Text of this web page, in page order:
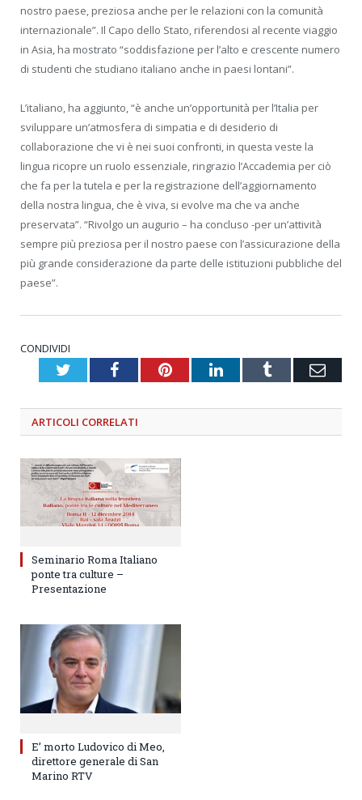
nostro paese, preziosa anche per le relazioni con la comunità
internazionale”. Il Capo dello Stato, riferendosi al recente viaggio
in Asia, ha mostrato “soddisfazione per l’alto e crescente numero
di studenti che studiano italiano anche in paesi lontani”.
L’italiano, ha aggiunto, “è anche un’opportunità per l’Italia per
sviluppare un’atmosfera di simpatia e di desiderio di
collaborazione che vi è nei suoi confronti, in questa veste la
lingua ricopre un ruolo essenziale, ringrazio l’Accademia per ciò
che fa per la tutela e per la registrazione dell’aggiornamento
della nostra lingua, che è viva, si evolve ma che va anche
preservata”. “Rivolgo un augurio – ha concluso -per un’attività
sempre più preziosa per il nostro paese con l’assicurazione della
più grande considerazione da parte delle istituzioni pubbliche del
paese”.
CONDIVIDI
TwitterFacebookPinterestLinkedInTumblr
ARTICOLI CORRELATI
Seminario Roma Italiano
ponte tra culture –
Presentazione
E’ morto Ludovico di Meo,
direttore generale di San
Marino RTV